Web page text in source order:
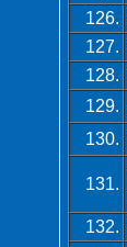
126.
127.
128.
129.
130.
131.
132.